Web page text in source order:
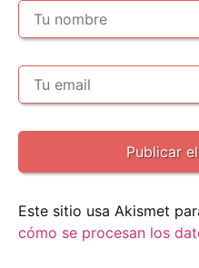
Este sitio usa Akismet
cómo se procesan los